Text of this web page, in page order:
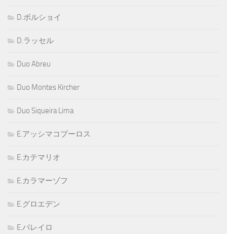
D.ボルショイ
D.ラッセル
Duo Abreu
Duo Montes Kircher
Duo Siqueira Lima
E.アッシマコプーロス
E.カテマリオ
E.カラマーゾフ
E.グロエデン
E.バレイロ